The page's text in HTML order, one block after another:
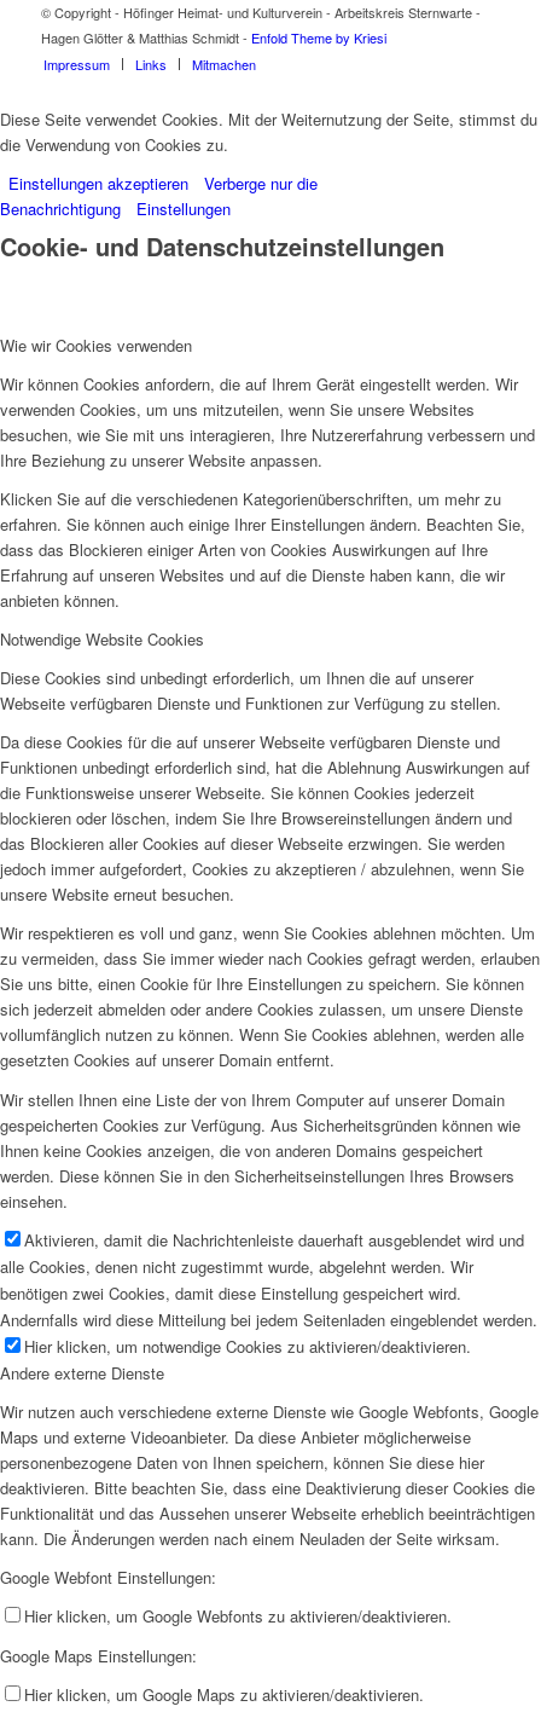
© Copyright - Höfinger Heimat- und Kulturverein - Arbeitskreis Sternwarte -
Hagen Glötter & Matthias Schmidt - Enfold Theme by Kriesi
Impressum
Links Mitmachen
Diese Seite verwendet Cookies. Mit der Weiternutzung der Seite, stimmst du
die Verwendung von Cookies zu.
Einstellungen akzeptieren
Verberge nur die
Benachrichtigung
Einstellungen
Cookie- und Datenschutzeinstellungen
Wie wir Cookies verwenden
Wir können Cookies anfordern, die auf Ihrem Gerät eingestellt werden. Wir
verwenden Cookies, um uns mitzuteilen, wenn Sie unsere Websites
besuchen, wie Sie mit uns interagieren, Ihre Nutzererfahrung verbessern und
Ihre Beziehung zu unserer Website anpassen.
Klicken Sie auf die verschiedenen Kategorienüberschriften, um mehr zu
erfahren. Sie können auch einige Ihrer Einstellungen ändern. Beachten Sie,
dass das Blockieren einiger Arten von Cookies Auswirkungen auf Ihre
Erfahrung auf unseren Websites und auf die Dienste haben kann, die wir
anbieten können.
Notwendige Website Cookies
Diese Cookies sind unbedingt erforderlich, um Ihnen die auf unserer
Webseite verfügbaren Dienste und Funktionen zur Verfügung zu stellen.
Da diese Cookies für die auf unserer Webseite verfügbaren Dienste und
Funktionen unbedingt erforderlich sind, hat die Ablehnung Auswirkungen auf
die Funktionsweise unserer Webseite. Sie können Cookies jederzeit
blockieren oder löschen, indem Sie Ihre Browsereinstellungen ändern und
das Blockieren aller Cookies auf dieser Webseite erzwingen. Sie werden
jedoch immer aufgefordert, Cookies zu akzeptieren / abzulehnen, wenn Sie
unsere Website erneut besuchen.
Wir respektieren es voll und ganz, wenn Sie Cookies ablehnen möchten. Um
zu vermeiden, dass Sie immer wieder nach Cookies gefragt werden, erlauben
Sie uns bitte, einen Cookie für Ihre Einstellungen zu speichern. Sie können
sich jederzeit abmelden oder andere Cookies zulassen, um unsere Dienste
vollumfänglich nutzen zu können. Wenn Sie Cookies ablehnen, werden alle
gesetzten Cookies auf unserer Domain entfernt.
Wir stellen Ihnen eine Liste der von Ihrem Computer auf unserer Domain
gespeicherten Cookies zur Verfügung. Aus Sicherheitsgründen können wie
Ihnen keine Cookies anzeigen, die von anderen Domains gespeichert
werden. Diese können Sie in den Sicherheitseinstellungen Ihres Browsers
einsehen.
Aktivieren, damit die Nachrichtenleiste dauerhaft ausgeblendet wird und
alle Cookies, denen nicht zugestimmt wurde, abgelehnt werden. Wir
benötigen zwei Cookies, damit diese Einstellung gespeichert wird.
Andernfalls wird diese Mitteilung bei jedem Seitenladen eingeblendet werden.
Hier klicken, um notwendige Cookies zu aktivieren/deaktivieren.
Andere externe Dienste
Wir nutzen auch verschiedene externe Dienste wie Google Webfonts, Google
Maps und externe Videoanbieter. Da diese Anbieter möglicherweise
personenbezogene Daten von Ihnen speichern, können Sie diese hier
deaktivieren. Bitte beachten Sie, dass eine Deaktivierung dieser Cookies die
Funktionalität und das Aussehen unserer Webseite erheblich beeinträchtigen
kann. Die Änderungen werden nach einem Neuladen der Seite wirksam.
Google Webfont Einstellungen:
Hier klicken, um Google Webfonts zu aktivieren/deaktivieren.
Google Maps Einstellungen:
Hier klicken, um Google Maps zu aktivieren/deaktivieren.